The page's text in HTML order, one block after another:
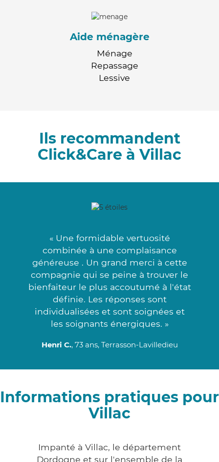
Aide ménagère
Ménage
Repassage
Lessive
Ils recommandent
Click&Care à Villac
« Une formidable vertuosité
combinée à une complaisance
généreuse . Un grand merci à cette
compagnie qui se peine à trouver le
bienfaiteur le plus accoutumé à l'état
définie. Les réponses sont
individualisées et sont soignées et
les soignants énergiques. »
Henri C., 73 ans, Terrasson-Lavilledieu
Informations pratiques pour
Villac
Impanté à Villac, le département
Dordogne et sur l'ensemble de la